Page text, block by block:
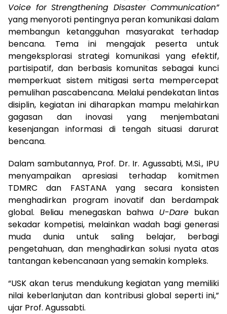
Voice for Strengthening Disaster Communication”
yang menyoroti pentingnya peran komunikasi dalam
membangun ketangguhan masyarakat terhadap
bencana. Tema ini mengajak peserta untuk
mengeksplorasi strategi komunikasi yang efektif,
partisipatif, dan berbasis komunitas sebagai kunci
memperkuat sistem mitigasi serta mempercepat
pemulihan pascabencana. Melalui pendekatan lintas
disiplin, kegiatan ini diharapkan mampu melahirkan
gagasan dan inovasi yang menjembatani
kesenjangan informasi di tengah situasi darurat
bencana.
Dalam sambutannya, Prof. Dr. Ir. Agussabti, M.Si., IPU
menyampaikan apresiasi terhadap komitmen
TDMRC dan FASTANA yang secara konsisten
menghadirkan program inovatif dan berdampak
global. Beliau menegaskan bahwa U-Dare bukan
sekadar kompetisi, melainkan wadah bagi generasi
muda dunia untuk saling belajar, berbagi
pengetahuan, dan menghadirkan solusi nyata atas
tantangan kebencanaan yang semakin kompleks.
“USK akan terus mendukung kegiatan yang memiliki
nilai keberlanjutan dan kontribusi global seperti ini,”
ujar Prof. Agussabti.